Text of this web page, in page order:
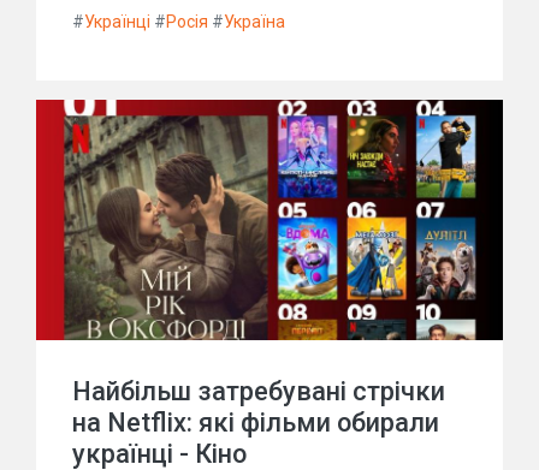
#Українці #Росія #Україна
Найбільш затребувані стрічки
на Netflix: які фільми обирали
українці - Кіно